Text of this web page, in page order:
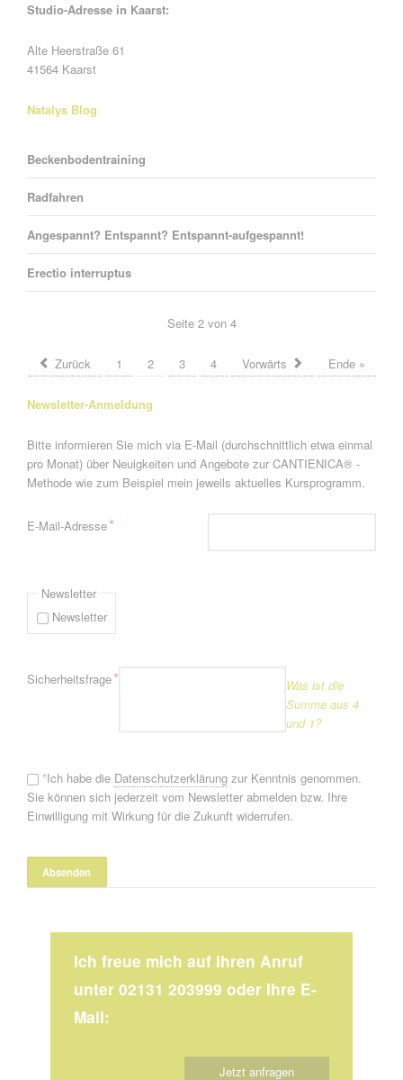
Studio-Adresse in Kaarst:
Alte Heerstraße 61
41564 Kaarst
Natalys Blog
Beckenbodentraining
Radfahren
Angespannt? Entspannt? Entspannt-aufgespannt!
Erectio interruptus
Seite 2 von 4
Zurück 1 2 3 4 Vorwärts Ende »
Newsletter-Anmeldung
Bitte informieren Sie mich via E-Mail (durchschnittlich etwa einmal
pro Monat) über Neuigkeiten und Angebote zur CANTIENICA® -
Methode wie zum Beispiel mein jeweils aktuelles Kursprogramm.
Pflichtfeld
E-Mail-Adresse*
Newsletter
Newsletter
Pflichtfeld
Sicherheitsfrage*
Was ist die
Summe aus 4
und 1?
*Ich habe die Datenschutzerklärungzur Kenntnis genommen.
Sie können sich jederzeit vom Newsletter abmelden bzw. Ihre
Einwilligung mit Wirkung für die Zukunft widerrufen.
Ich freue mich auf Ihren Anruf
unter 02131 203999 oder Ihre E-
Mail:
Jetzt anfragen